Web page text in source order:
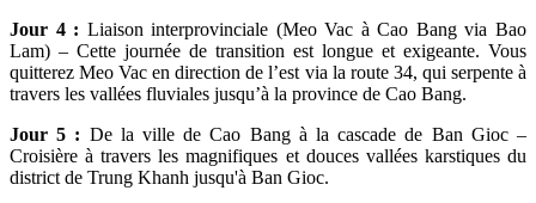
Jour 4 : Liaison interprovinciale (Meo Vac à Cao Bang via Bao
Lam) – Cette journée de transition est longue et exigeante. Vous
quitterez Meo Vac en direction de l’est via la route 34, qui serpente à
travers les vallées fluviales jusqu’à la province de Cao Bang.
Jour 5 : De la ville de Cao Bang à la cascade de Ban Gioc –
Croisière à travers les magnifiques et douces vallées karstiques du
district de Trung Khanh jusqu'à Ban Gioc.